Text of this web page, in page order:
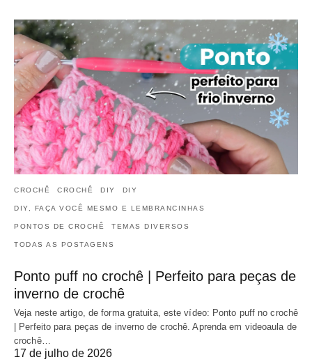
CROCHÊ CROCHÊ DIY DIY
DIY, FAÇA VOCÊ MESMO E LEMBRANCINHAS
PONTOS DE CROCHÊ TEMAS DIVERSOS
TODAS AS POSTAGENS
Ponto puff no crochê | Perfeito para peças de
inverno de crochê
Veja neste artigo, de forma gratuita, este vídeo: Ponto puff no crochê
| Perfeito para peças de inverno de crochê. Aprenda em videoaula de
crochê…
17 de julho de 2026